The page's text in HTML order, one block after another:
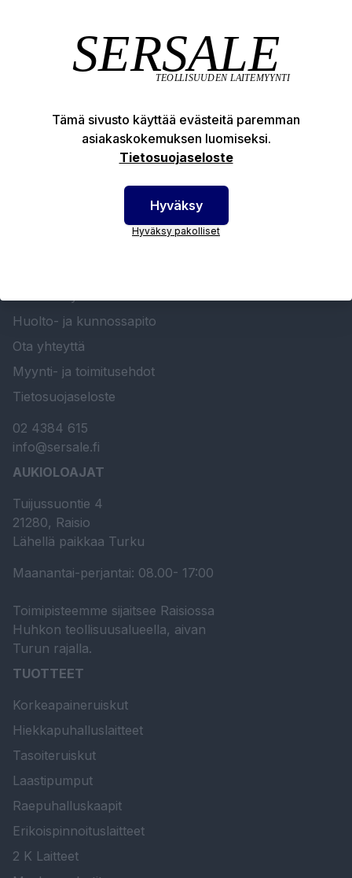
Tekniset edut
SERSALE OY MAALAUSLAITTEIDEN ERIKOISLIIKE
Huolto- ja kunnossapito
Ota yhteyttä
Myynti- ja toimitusehdot
Tietosuojaseloste
02 4384 615
info@sersale.fi
AUKIOLOAJAT
Tuijussuontie 4
21280, Raisio
Lähellä paikkaa Turku
Maanantai-perjantai: 08.00- 17:00
Toimipisteemme sijaitsee Raisiossa
Huhkon teollisuusalueella, aivan
Turun rajalla.
TUOTTEET
Korkeapaineruiskut
Hiekkapuhalluslaitteet
Tasoiteruiskut
Laastipumput
Raepuhalluskaapit
Erikoispinnoituslaitteet
2 K Laitteet
Tämä sivusto käyttää evästeitä paremman
asiakaskokemuksen luomiseksi.
Tietosuojaseloste
Hyväksy
Hyväksy pakolliset